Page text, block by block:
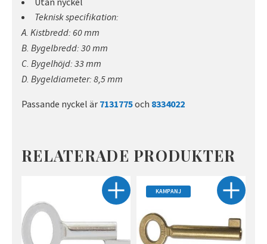
Teknisk specifikation:
A. Kistbredd: 60 mm
B. Bygelbredd: 30 mm
C. Bygelhöjd: 33 mm
D. Bygeldiameter: 8,5 mm
Passande nyckel är 7131775och 8334022
RELATERADE PRODUKTER
KAMPANJ